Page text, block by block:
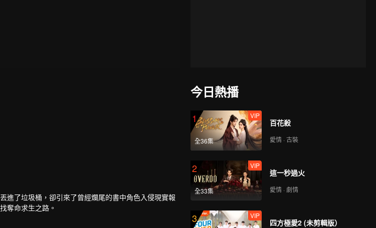
進了垃圾桶，卻引來了曾經爛尾的書中角色入侵現實報
奪命求生之路。
今日熱播
1
全36集
VIP
百花殺
愛情 · 古裝
2
全33集
VIP
這一秒過火
愛情 · 劇情
3 VIP
四方極愛2 (未剪輯版）